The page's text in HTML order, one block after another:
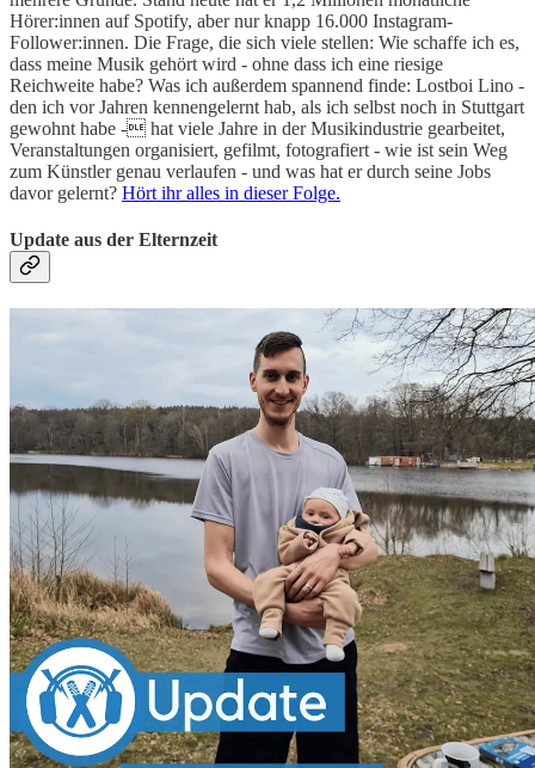
Hörer:innen auf Spotify, aber nur knapp 16.000 Instagram-
Follower:innen. Die Frage, die sich viele stellen: Wie schaffe ich es,
dass meine Musik gehört wird - ohne dass ich eine riesige
Reichweite habe? Was ich außerdem spannend finde: Lostboi Lino -
den ich vor Jahren kennengelernt hab, als ich selbst noch in Stuttgart
gewohnt habe - hat viele Jahre in der Musikindustrie gearbeitet,
Veranstaltungen organisiert, gefilmt, fotografiert - wie ist sein Weg
zum Künstler genau verlaufen - und was hat er durch seine Jobs
davor gelernt? Hört ihr alles in dieser Folge.
Update aus der Elternzeit